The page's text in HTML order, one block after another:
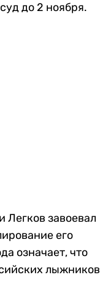
до 2 ноября.
Легков завоевал
его
означает, что
лыжников